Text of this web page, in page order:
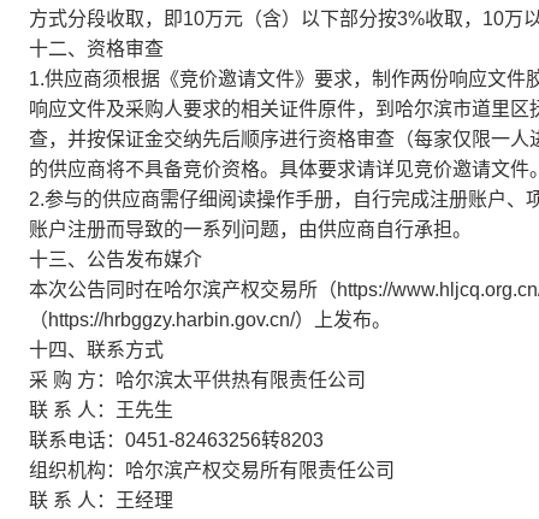
方式分段收取，即10万元（含）以下部分按3%收取，10
十二、资格审查
1.供应商须根据《竞价邀请文件》要求，制作两份响应文
响应文件及采购人要求的相关证件原件，到哈尔滨市道里
查，并按保证金交纳先后顺序进行资格审查（每家仅限一
的供应商将不具备竞价资格。具体要求请详见竞价邀请文件
2.参与的供应商需仔细阅读操作手册，自行完成注册账户
账户注册而导致的一系列问题，由供应商自行承担。
十三、公告发布媒介
本次公告同时在哈尔滨产权交易所（https://
（https://hrbggzy.harbin.gov.cn/）上发布。
十四、联系方式
采 购 方：哈尔滨太平供热有限责任公司
联 系 人：王先生
联系电话：0451-82463256转8203
组织机构：哈尔滨产权交易所有限责任公司
联 系 人：王经理